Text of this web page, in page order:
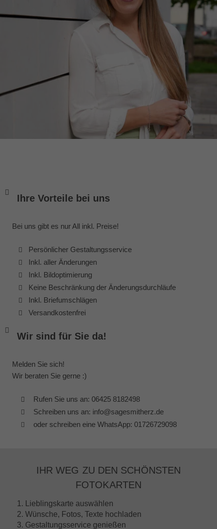
Ihre Vorteile bei uns
Bei uns gibt es nur All inkl. Preise!
Persönlicher Gestaltungsservice
Inkl. aller Änderungen
Inkl. Bildoptimierung
Keine Beschränkung der Änderungsdurchläufe
Inkl. Briefumschlägen
Versandkostenfrei
Wir sind für Sie da!
Melden Sie sich!
Wir beraten Sie gerne :)
Rufen Sie uns an: 06425 8182498
Schreiben uns an: info@sagesmitherz.de
oder schreiben eine WhatsApp: 01726729098
IHR WEG ZU DEN SCHÖNSTEN
FOTOKARTEN
1. Lieblingskarte auswählen
2. Wünsche, Fotos, Texte hochladen
3. Gestaltungsservice genießen